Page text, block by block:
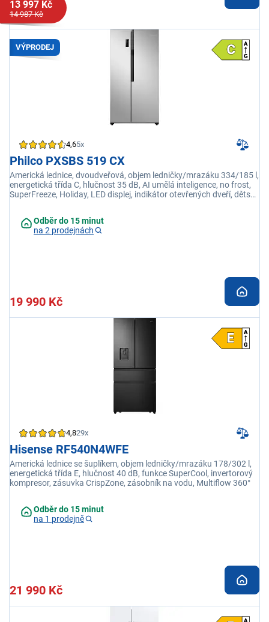
13 997 Kč
14 987 Kč
VÝPRODEJ
4,65x
Philco PXSBS 519 CX
Americká lednice, dvoudveřová, objem ledničky/mrazáku 334/185 l,
energetická třída C, hlučnost 35 dB, AI umělá inteligence, no frost,
SuperFreeze, Holiday, LED displej, indikátor otevřených dveří, dětský
Odběr do 15 minut
na 2 prodejnách
19 990 Kč
4,829x
Hisense RF540N4WFE
Americká lednice se šuplíkem, objem ledničky/mrazáku 178/302 l,
energetická třída E, hlučnost 40 dB, funkce SuperCool, invertorový
kompresor, zásuvka CrispZone, zásobník na vodu, Multiflow 360°
Odběr do 15 minut
na 1 prodejně
21 990 Kč